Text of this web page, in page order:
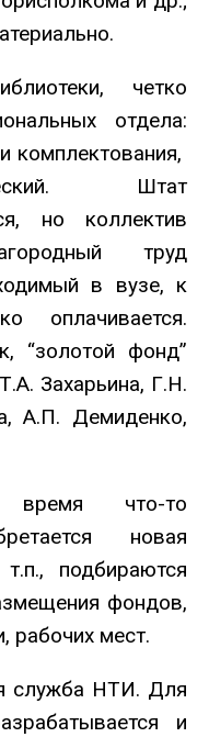
четко
отдела:
комплектования,
Штат
но коллектив
труд
в вузе, к
оплачивается.
“золотой фонд”
Захарьина, Г.Н.
А.П. Демиденко,
что-то
новая
подбираются
фондов,
рабочих мест.
служба НТИ. Для
и